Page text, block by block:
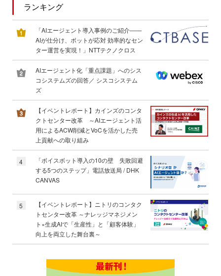
ランキング
「AIエージェント導入事例のご紹介――
AIが仕分け、ボットが応対 効率的なセン
ター運営を実現！」NTTテクノクロス
AIエージェント化「重点課題」へのシス
コシステムズの回答／ シスコシステム
ズ
【イベントレポート】カインズのコンタ
クトセンター改革 ～AIエージェント活
用によるACW削減とVoCを活かした売
上貢献への取り組み
4
「ボイスボット導入の10の壁 失敗回避
する5つのステップ」電話放送局 / DHK
CANVAS
5
【イベントレポート】ニトリのコンタク
トセンター改革 ～ナレッジマネジメン
ト×生成AIで「生産性」と「顧客体験」
向上を両立した舞台裏～